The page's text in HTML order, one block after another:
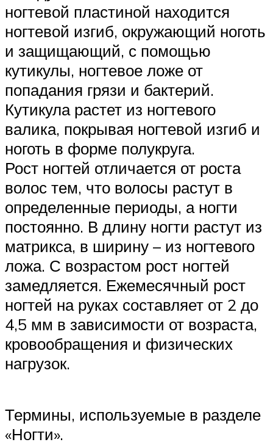
ногтевой пластиной находится
ногтевой изгиб, окружающий ноготь
и защищающий, с помощью
кутикулы, ногтевое ложе от
попадания грязи и бактерий.
Кутикула растет из ногтевого
валика, покрывая ногтевой изгиб и
ноготь в форме полукруга.
Рост ногтей отличается от роста
волос тем, что волосы растут в
определенные периоды, а ногти
постоянно. В длину ногти растут из
матрикса, в ширину – из ногтевого
ложа. С возрастом рост ногтей
замедляется. Ежемесячный рост
ногтей на руках составляет от 2 до
4,5 мм в зависимости от возраста,
кровообращения и физических
нагрузок.
Термины, используемые в разделе
«Ногти».